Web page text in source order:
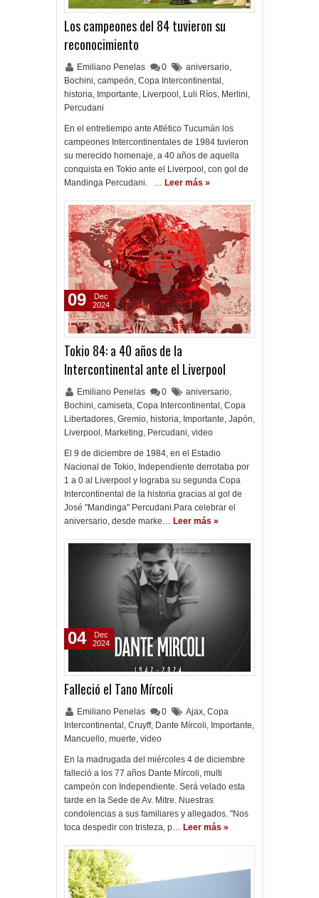
Los campeones del 84 tuvieron su
reconocimiento
Emiliano Penelas 0 aniversario,
Bochini, campeón, Copa Intercontinental ,
historia, Importante, Liverpool , Luli Ríos, Merlini,
Percudani
En el entretiempo ante Atlético Tucumán los
campeones Intercontinentales de 1984 tuvieron
su merecido homenaje, a 40 años de aquella
conquista en Tokio ante el Liverpool, con gol de
Mandinga Percudani. … Leer más »
Tokio 84: a 40 años de la
Intercontinental ante el Liverpool
Emiliano Penelas 0 aniversario,
Bochini, camiseta, Copa Intercontinental , Copa
Libertadores, Gremio, historia, Importante, Japón,
Liverpool , Marketing, Percudani, video
El 9 de diciembre de 1984, en el Estadio
Nacional de Tokio, Independiente derrotaba por
1 a 0 al Liverpool y lograba su segunda Copa
Intercontinental de la historia gracias al gol de
José "Mandinga" Percudani.Para celebrar el
aniversario, desde marke… Leer más »
09
Dec
2024
Falleció el Tano Mírcoli
Emiliano Penelas 0 Ajax, Copa
Intercontinental , Cruyff, Dante Mírcoli, Importante,
Mancuello, muerte, video
En la madrugada del miércoles 4 de diciembre
falleció a los 77 años Dante Mírcoli, multi
campeón con Independiente. Será velado esta
tarde en la Sede de Av. Mitre. Nuestras
condolencias a sus familiares y allegados. "Nos
toca despedir con tristeza, p… Leer más »
04
Dec
2024